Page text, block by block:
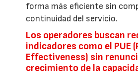
forma más eficiente sin
continuidad del servicio.
Los operadores buscan
indicadores como el PUE
Effectiveness) sin
crecimiento de la